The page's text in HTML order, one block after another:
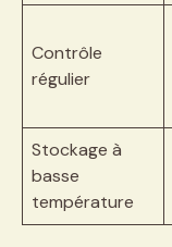
Contrôle
régulier
Stockage à
basse
température